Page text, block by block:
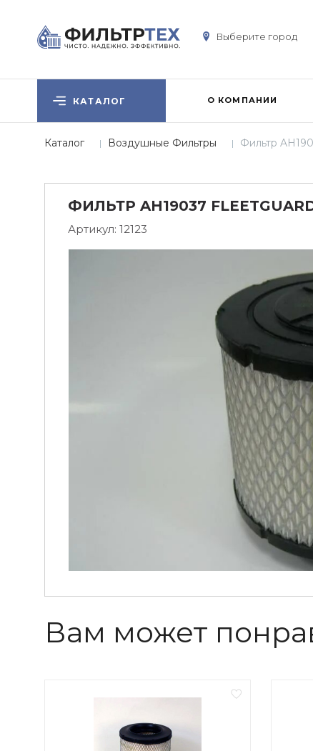
Выберите город
КАТАЛОГ О КОМПАНИИ
Каталог Воздушные Фильтры Фильтр
ФИЛЬТР AH19037
Артикул: 12123
Вам может